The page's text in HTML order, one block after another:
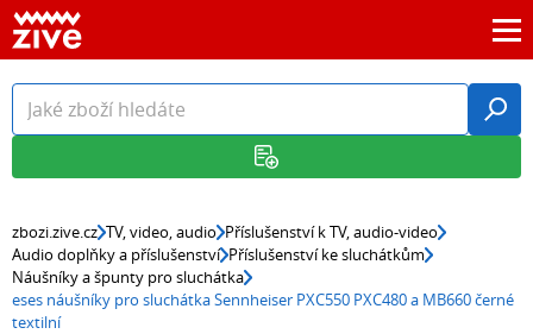
zbozi.zive.cz TV, video, audio Příslušenství k TV, audio-video
Audio doplňky a příslušenství Příslušenství ke sluchátkům
Náušníky a špunty pro sluchátka
eses náušníky pro sluchátka Sennheiser PXC550 PXC480 a MB660 černé
textilní